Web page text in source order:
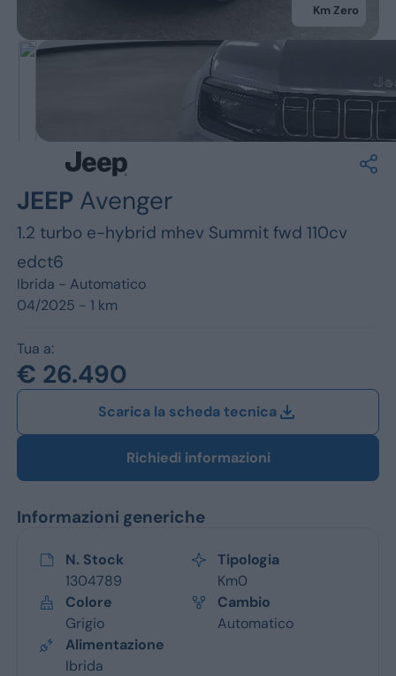
Dacia
Vedi tutti i marchi
Km Zero
JEEP Avenger
1.2 turbo e-hybrid mhev Summit fwd 110cv
edct6
Ibrida - Automatico
04/2025 - 1 km
Tua a:
€ 26.490
Scarica la scheda tecnica
Richiedi informazioni
Informazioni generiche
N. Stock
1304789
Tipologia
Km0
Colore
Grigio
Cambio
Automatico
Alimentazione
Ibrida